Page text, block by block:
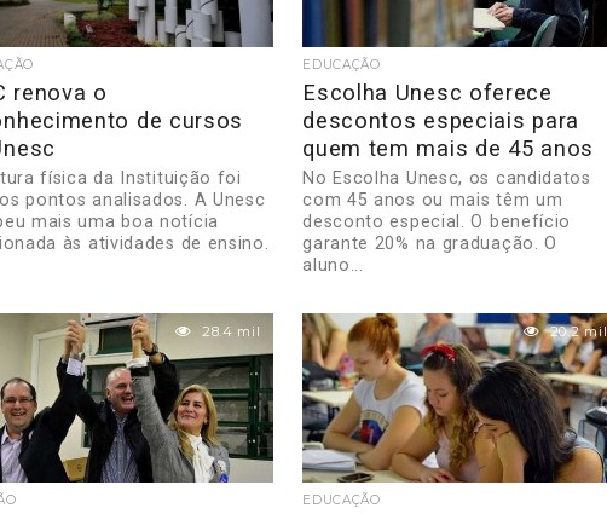
renova o
de cursos
física da Instituição foi
pontos analisados. A Unesc
mais uma boa notícia
às atividades de ensino.
EDUCAÇÃO
Escolha Unesc oferece
descontos especiais para
quem tem mais de 45 anos
No Escolha Unesc, os candidatos
com 45 anos ou mais têm um
desconto especial. O benefício
garante 20% na graduação. O
aluno...
28.4 mil 20.2 mil
EDUCAÇÃO